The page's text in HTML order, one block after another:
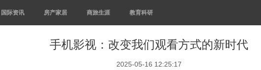
国际资讯 房产家居 商旅生涯 教育科研
手机影视：改变我们观看方式的新时代
2025-05-16 12:25:17